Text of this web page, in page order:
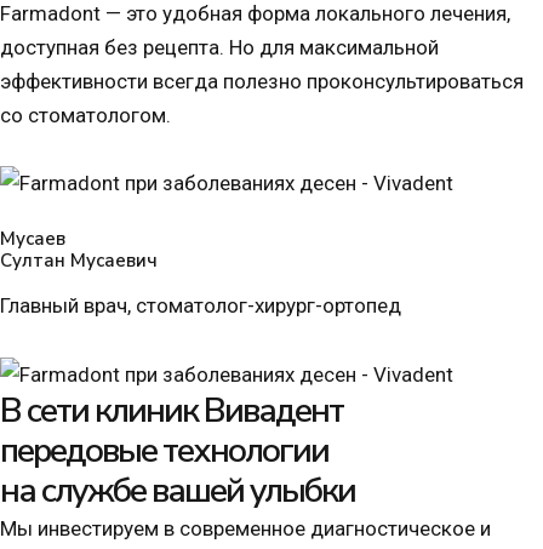
Farmadont — это удобная форма локального лечения,
доступная без рецепта. Но для максимальной
эффективности всегда полезно проконсультироваться
со стоматологом.
Мусаев
Султан Мусаевич
Главный врач, стоматолог-хирург-ортопед
В сети клиник Вивадент
передовые технологии
на службе вашей улыбки
Мы инвестируем в современное диагностическое и